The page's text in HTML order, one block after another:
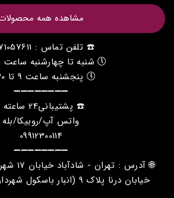
مشاهده همه
☎️ تلفن تماس : 02171057611
🕔 شنبه تا چهارشنبه ساعت 9 تا 17
🕔 پنجشنبه ساعت 9 تا 12:30
➖➖➖➖➖➖➖➖
☎️ پشتیبانی24 ساعته :
واتس آپ/روبیکا/بله
09912300114
➖➖➖➖➖➖➖➖
🌐
خیابان درنا پلاک 9 (انبار باسکول شهرداری سوله شماره 2)